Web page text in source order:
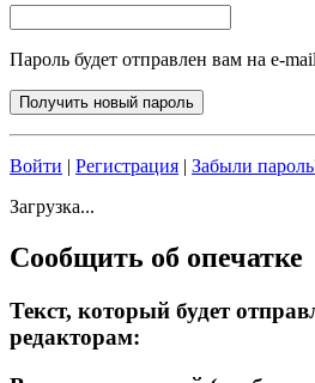
Пароль будет отправлен вам на e-
Войти | Регистрация | Забыли
Загрузка...
Сообщить об опечатке
Текст, который будет
редакторам: